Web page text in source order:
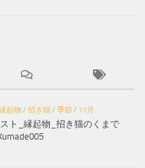
起物 / 招き猫 / 季節 / 11月
ト_縁起物_招き猫のくまで